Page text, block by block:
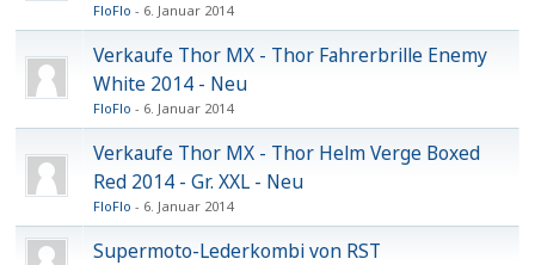
FloFlo 6. Januar 2014
Verkaufe Thor MX - Thor Fahrerbrille Enemy
White 2014 - Neu
FloFlo 6. Januar 2014
Verkaufe Thor MX - Thor Helm Verge Boxed
Red 2014 - Gr. XXL - Neu
FloFlo 6. Januar 2014
Supermoto-Lederkombi von RST